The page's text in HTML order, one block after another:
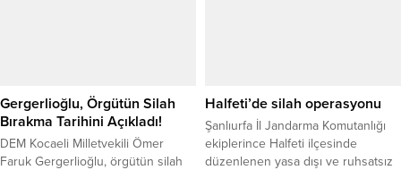
Gergerlioğlu, Örgütün Silah
Bırakma Tarihini Açıkladı!
DEM Kocaeli Milletvekili Ömer
Faruk Gergerlioğlu, örgütün silah
Halfeti’de silah operasyonu
Şanlıurfa İl Jandarma Komutanlığı
ekiplerince Halfeti ilçesinde
düzenlenen yasa dışı ve ruhsatsız